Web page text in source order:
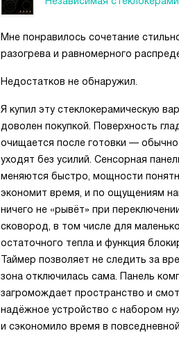
Мне понравилось сочетание
разогрева и равномерного
Недостатков не обнаружил.
Я купил эту стеклокерамическую
доволен покупкой. Поверхность
очищается после готовки —
уходят без усилий. Сенсорная
меняются быстро, мощности
экономит время, и по ощущениям
ничего не «рывёт» при
сковород, в том числе для
остаточного тепла и функция
Таймер позволяет не следить за
зона отключилась сама. Панель
загромождает пространство и
надёжное устройство с набором
и сэкономило время в повседневной